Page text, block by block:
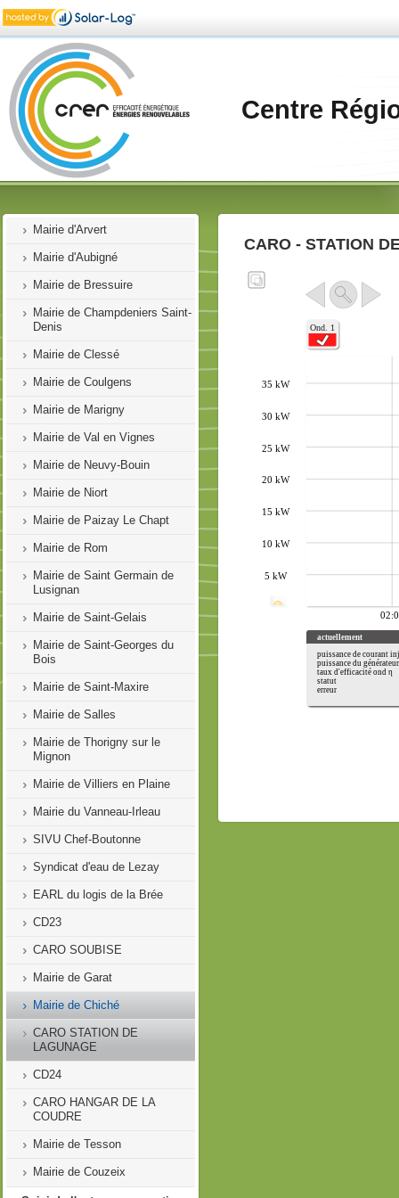
Centre
Bienvenue
Installations Photovoltaïques
Demosol
CARA
CD17
Mairie d'Arvert
Mairie d'Aubigné
Mairie de Bressuire
Mairie de Champdeniers Saint-
Denis
Mairie de Clessé
Mairie de Coulgens
Mairie de Marigny
Mairie de Val en Vignes
Mairie de Neuvy-Bouin
Mairie de Niort
Mairie de Paizay Le Chapt
Mairie de Rom
Mairie de Saint Germain de
Lusignan
Mairie de Saint-Gelais
Mairie de Saint-Georges du
Bois
Mairie de Saint-Maxire
Mairie de Salles
Mairie de Thorigny sur le
Mignon
Mairie de Villiers en Plaine
Mairie du Vanneau-Irleau
SIVU Chef-Boutonne
Syndicat d'eau de Lezay
EARL du logis de la Brée
CD23
CARO SOUBISE
Mairie de Garat
Mairie de Chiché
CARO STATION DE
LAGUNAGE
CD24
CARO HANGAR DE LA
COUDRE
Mairie de Tesson
Mairie de Couzeix
CARO - STATION